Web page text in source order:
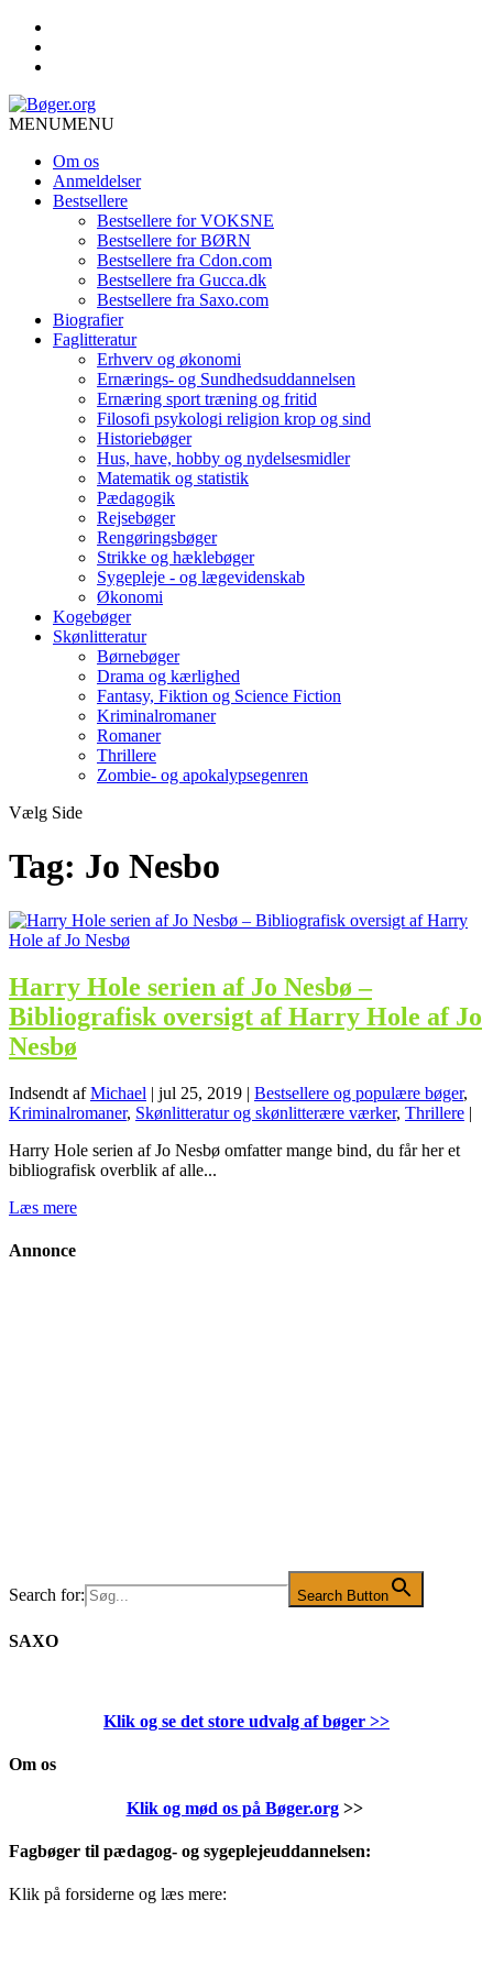
MENUMENU
Om os
Anmeldelser
Bestsellere
Bestsellere for VOKSNE
Bestsellere for BØRN
Bestsellere fra Cdon.com
Bestsellere fra Gucca.dk
Bestsellere fra Saxo.com
Biografier
Faglitteratur
Erhverv og økonomi
Ernærings- og Sundhedsuddannelsen
Ernæring sport træning og fritid
Filosofi psykologi religion krop og sind
Historiebøger
Hus, have, hobby og nydelsesmidler
Matematik og statistik
Pædagogik
Rejsebøger
Rengøringsbøger
Strikke og hæklebøger
Sygepleje - og lægevidenskab
Økonomi
Kogebøger
Skønlitteratur
Børnebøger
Drama og kærlighed
Fantasy, Fiktion og Science Fiction
Kriminalromaner
Romaner
Thrillere
Zombie- og apokalypsegenren
Vælg Side
Tag: Jo Nesbo
Harry Hole serien af Jo Nesbø –
Bibliografisk oversigt af Harry Hole af Jo
Nesbø
Indsendt afMichael | jul 25, 2019 | Bestsellere og populære bøger,
Kriminalromaner, Skønlitteratur og skønlitterære værker, Thrillere |
Harry Hole serien af Jo Nesbø omfatter mange bind, du får her et
bibliografisk overblik af alle...
Læs mere
Annonce
Search for: Search Button
SAXO
Klik og se det store udvalg af bøger >>
Om os
Klik og mød os på Bøger.org>>
Fagbøger til pædagog- og sygeplejeuddannelsen:
Klik på forsiderne og læs mere: